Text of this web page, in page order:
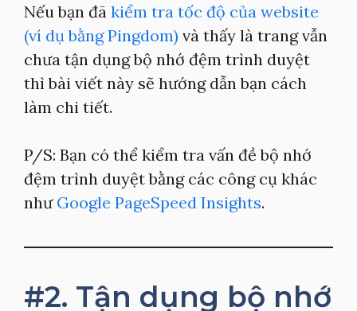
Nếu bạn đã kiểm tra tốc độ của website
(ví dụ bằng Pingdom) và thấy là trang vẫn
chưa tận dụng bộ nhớ đệm trình duyệt
thì bài viết này sẽ hướng dẫn bạn cách
làm chi tiết.
P/S: Bạn có thể kiểm tra vấn đề bộ nhớ
đệm trình duyệt bằng các công cụ khác
như Google PageSpeed Insights.
#2. Tận dụng bộ nhớ